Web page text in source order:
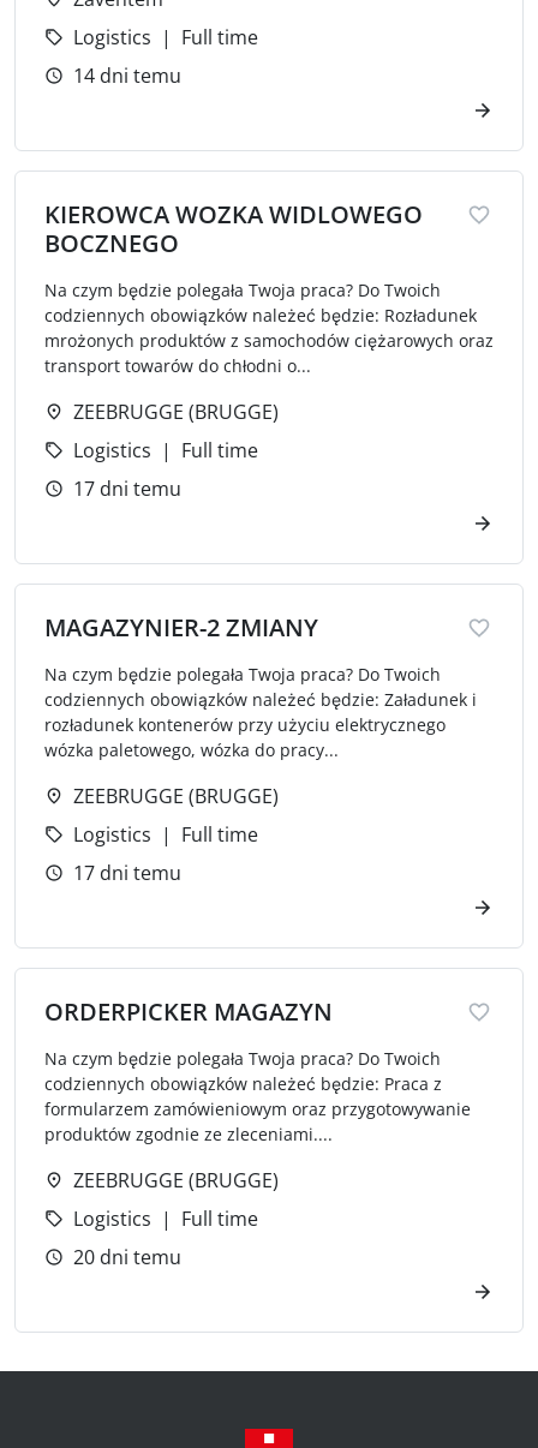
Logistics
Full time
14 dni temu
KIEROWCA WOZKA WIDLOWEGO
BOCZNEGO
Na czym będzie polegała Twoja praca? Do Twoich
codziennych obowiązków należeć będzie: Rozładunek
mrożonych produktów z samochodów ciężarowych oraz
transport towarów do chłodni o...
ZEEBRUGGE (BRUGGE)
Logistics
Full time
17 dni temu
MAGAZYNIER-2 ZMIANY
Na czym będzie polegała Twoja praca? Do Twoich
codziennych obowiązków należeć będzie: Załadunek i
rozładunek kontenerów przy użyciu elektrycznego
wózka paletowego, wózka do pracy...
ZEEBRUGGE (BRUGGE)
Logistics
Full time
17 dni temu
ORDERPICKER MAGAZYN
Na czym będzie polegała Twoja praca? Do Twoich
codziennych obowiązków należeć będzie: Praca z
formularzem zamówieniowym oraz przygotowywanie
produktów zgodnie ze zleceniami....
ZEEBRUGGE (BRUGGE)
Logistics
Full time
20 dni temu